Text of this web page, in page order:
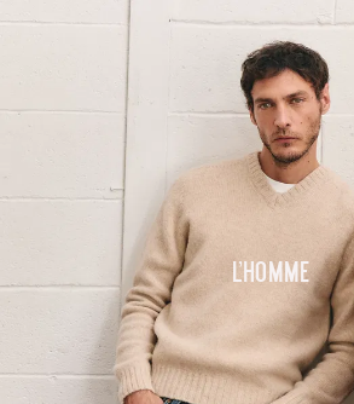
L'homme